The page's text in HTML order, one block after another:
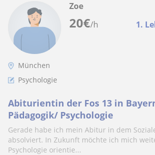
20€/h 1.
Zoe
München
Psychologie
Abiturientin der Fos 13 in
Pädagogik/ Psychologie
Gerade habe ich mein Abitur in dem
absolviert. In Zukunft möchte ich mich
Psychologie orientie...